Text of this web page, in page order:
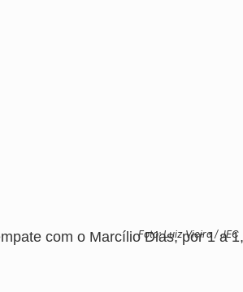
Foto: Luiz Vieira / JEC
com o Marcílio Dias, por 1 a